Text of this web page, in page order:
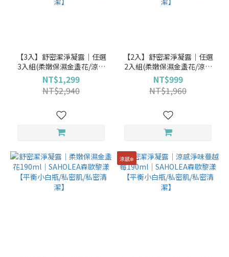
【3入】舒密潔淨凝露│任選
3入組(柔嫩保濕金盞花/涼感
淨味蔓越莓/淨白平衡矢車菊
190ml) │SAHOLEA森歐黎
漾【平衡小白瓶/私密肌/私密
NT$1,299
NT$2,940
【2入】舒密潔淨凝露│任選
2入組(柔嫩保濕金盞花/涼感
淨味蔓越莓/淨白平衡矢車菊
190ml) │SAHOLEA森歐黎
漾【平衡小白瓶/私密肌/私密
NT$999
NT$1,960
涼感❄️